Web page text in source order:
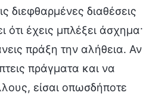
διεφθαρμένες διαθέσεις
ότι έχεις μπλέξει άσχημα·
πράξη την αλήθεια. Αν
πράγματα και να
είσαι οπωσδήποτε